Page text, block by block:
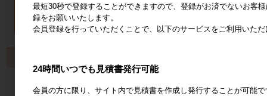
最短30秒で登録することができますので、登録がお済でないお客
録をお願いいたします。
会員登録を行っていただくことで、以下のサービスをご利用いた
24時間いつでも見積書発行可能
会員の方に限り、サイト内で見積書を作成し発行することが可能で